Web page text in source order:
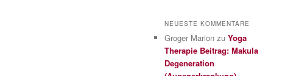
NEUESTE KOMMENTARE
Groger Marion zu Yoga
Therapie Beitrag: Makula
Degeneration